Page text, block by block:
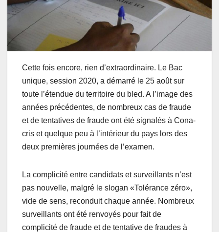
Cette fois encore, rien d’extraordinaire. Le Bac
unique, session 2020, a démarré le 25 août sur
toute l’étendue du territoire du bled. A l’image des
années précédentes, de nombreux cas de fraude
et de tentatives de fraude ont été signalés à Cona-
cris et quelque peu à l’intérieur du pays lors des
deux premières journées de l’examen.
La complicité entre candidats et surveillants n’est
pas nouvelle, malgré le slogan «Tolérance zéro»,
vide de sens, reconduit chaque année. Nombreux
surveillants ont été renvoyés pour fait de
complicité de fraude et de tentative de fraudes à